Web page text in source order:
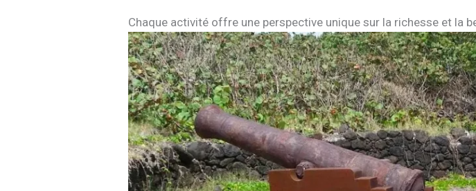
Chaque activité offre une perspective unique sur la richesse et la